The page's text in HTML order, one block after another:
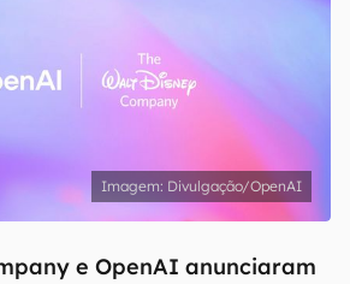
Divulgação/OpenAI
e OpenAI anunciaram